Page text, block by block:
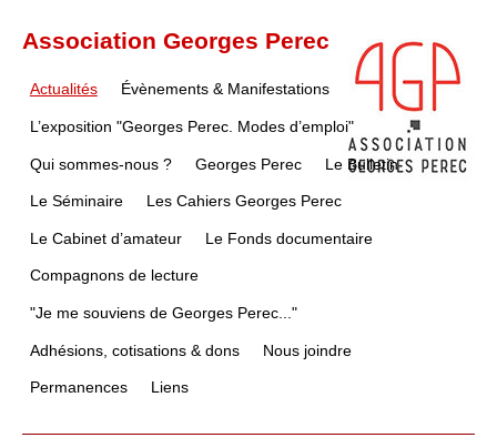
Association Georges Perec
Actualités Évènements & Manifestations
L’exposition "Georges Perec. Modes d’emploi"
Qui sommes-nous ? Georges Perec Le Bulletin
Le Séminaire Les Cahiers Georges Perec
Le Cabinet d’amateur Le Fonds documentaire
Compagnons de lecture
"Je me souviens de Georges Perec..."
Adhésions, cotisations & dons Nous joindre
Permanences Liens